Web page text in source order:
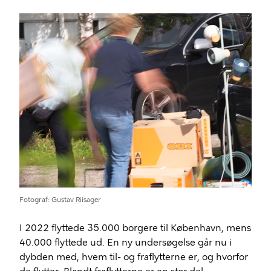
Billede
Fotograf Gustav Riisager
I 2022 flyttede 35.000 borgere til København, mens
40.000 flyttede ud. En ny undersøgelse går nu i
dybden med, hvem til- og fraflytterne er, og hvorfor